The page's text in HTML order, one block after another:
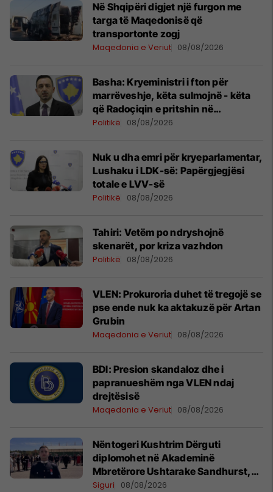
Në Shqipëri digjet një furgon me
targa të Maqedonisë që
transportonte zogj
Maqedonia e Veriut 08/08/2026
Basha: Kryeministri i fton për
marrëveshje, këta sulmojnë - këta
që Radoçiqin e pritshin në
kryeministri
Politikë 08/08/2026
Nuk u dha emri për kryeparlamentar,
Lushaku i LDK-së: Papërgjegjësi
totale e LVV-së
Politikë 08/08/2026
Tahiri: Vetëm po ndryshojnë
skenarët, por kriza vazhdon
Politikë 08/08/2026
VLEN: Prokuroria duhet të tregojë se
pse ende nuk ka aktakuzë për Artan
Grubin
Maqedonia e Veriut 08/08/2026
BDI: Presion skandaloz dhe i
papranueshëm nga VLEN ndaj
drejtësisë
Maqedonia e Veriut 08/08/2026
Nëntogeri Kushtrim Dërguti
diplomohet në Akademinë
Mbretërore Ushtarake Sandhurst,
një nga akademitë ushtarake më
Siguri 08/08/2026